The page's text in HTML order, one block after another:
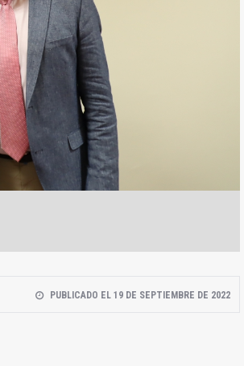
PUBLICADO EL 19 DE SEPTIEMBRE DE 2022